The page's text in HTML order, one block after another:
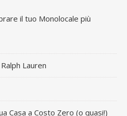
il tuo Monolocale più
Lauren
Casa a Costo Zero (o quasi!)